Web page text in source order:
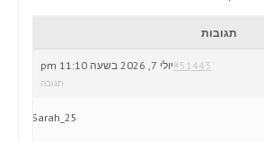
תגובות
יולי 7, 2026 בשעה 11:10 pm#51443
תגובה
Sarah_25